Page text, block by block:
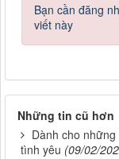
Bạn cần đăng
viết này
Những tin cũ hơn
Dành cho
tình yêu (09/02/